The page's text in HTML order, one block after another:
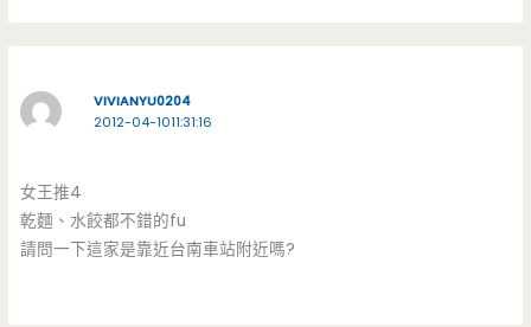
VIVIANYU0204
2012-04-1011:31:16
女王推4
乾麵、水餃都不錯的fu
請問一下這家是靠近台南車站附近嗎?